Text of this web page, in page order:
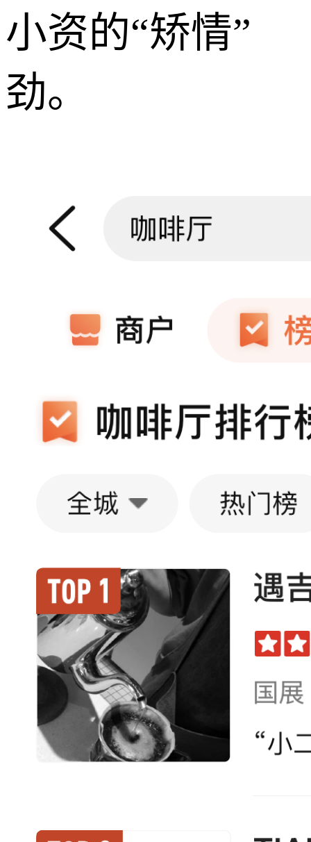
小资的“矫情”
劲。